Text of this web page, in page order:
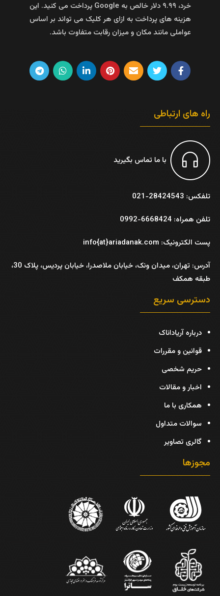
خرد، ۹.۹۹ دلار خالص به Google پرداخت می‌ کنید. این
هزینه های پرداخت به ازای هر کلیک می تواند بر اساس
عواملی مانند مکان و میزان رقابت متفاوت باشد.
راه های ارتباطی
با ما تماس بگیرید
تلفکس: 28424543-021
تلفن همراه: 6668424-0992
پست الکترونیک: info{at}ariadanak.com
آدرس:
تهران، میدان ونک، خیابان ملاصدرا، خیابان پردیس، پلاک 30،
طبقه همکف
دسترسی سریع
درباره آریاداناک
قوانین و مقررات
حریم شخصی
اخبار و مقالات
همکاری با ما
سوالات متداول
گالری تصاویر
مجوزها